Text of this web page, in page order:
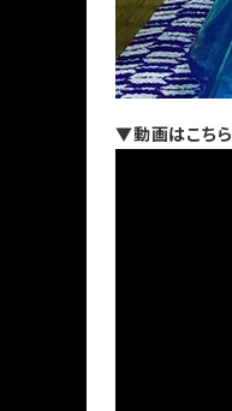
▼動画はこちら